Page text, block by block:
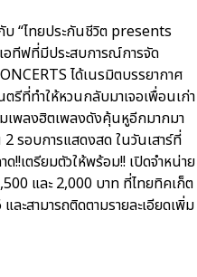
“ไทยประกันชีวิต presents
ทีฟที่มีประสบการณ์การจัด
ได้เนรมิตบรรยากาศ
รีที่ทำให้หวนกลับมาเจอเพื่อนเก่า
เพลงฮิตเพลงดังคุ้นหูอีกมากมา
รอบการแสดงสด ในวันเสาร์ที่
เตรียมตัวให้พร้อม!! เปิดจำหน่าย
และ 2,000 บาท ที่ไทยทิคเก็ต
สามารถติดตามรายละเอียดเพิ่ม